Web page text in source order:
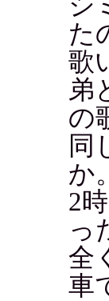
た
歌
弟
の
同
か
2
っ
全
車